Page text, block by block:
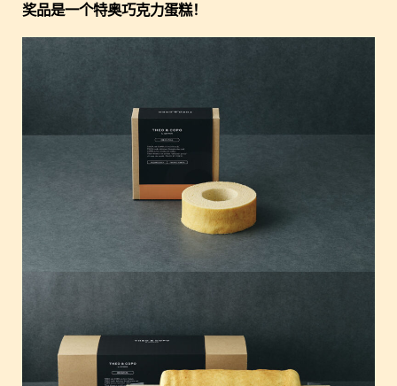
奖品是一个特奥巧克力蛋糕！